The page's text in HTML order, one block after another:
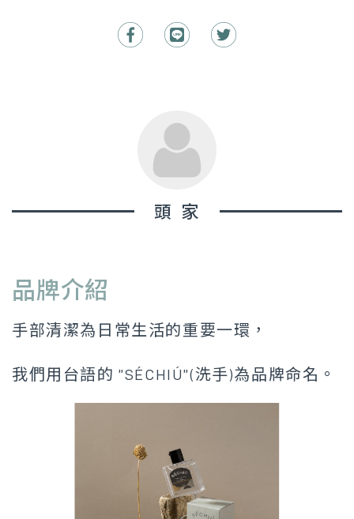
頭家
品牌介紹
手部清潔為日常生活的重要一環，
我們用台語的 ”SÉCHIÚ”(洗手)為品牌命名。